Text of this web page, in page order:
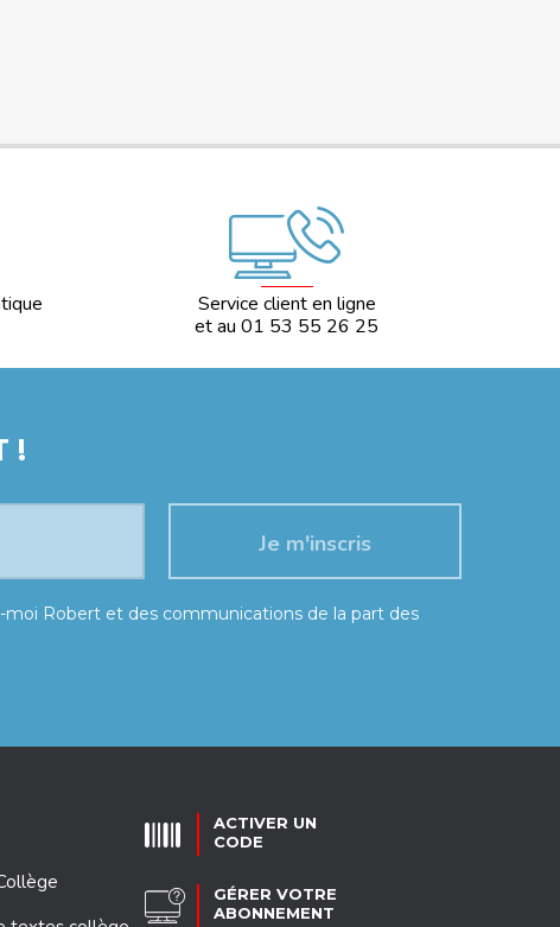
Service client en ligne
et au 01 53 55 26 25
!
moi Robert et des communications de la part des
ACTIVER UN
CODE
GÉRER VOTRE
ABONNEMENT